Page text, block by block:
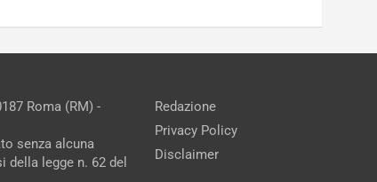
Roma (RM) -
senza alcuna
legge n. 62 del
Redazione
Privacy Policy
Disclaimer